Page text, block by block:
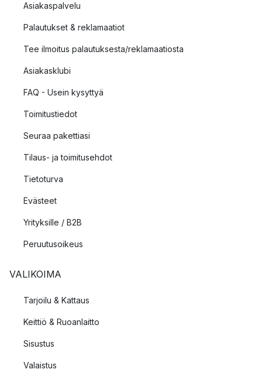
Asiakaspalvelu
Palautukset & reklamaatiot
Tee ilmoitus palautuksesta/reklamaatiosta
Asiakasklubi
FAQ - Usein kysyttyä
Toimitustiedot
Seuraa pakettiasi
Tilaus- ja toimitusehdot
Tietoturva
Evästeet
Yrityksille / B2B
Peruutusoikeus
VALIKOIMA
Tarjoilu & Kattaus
Keittiö & Ruoanlaitto
Sisustus
Valaistus